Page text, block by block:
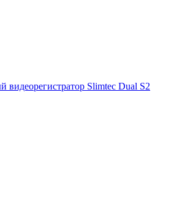
видеорегистратор Slimtec Dual S2